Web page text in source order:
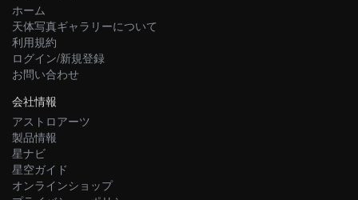
ホーム
天体写真ギャラリーについて
利用規約
ログイン/新規登録
お問い合わせ
会社情報
アストロアーツ
製品情報
星ナビ
星空ガイド
オンラインショップ